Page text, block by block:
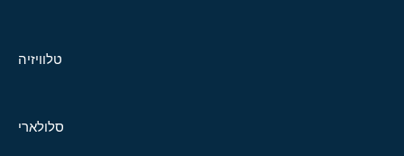
טלוויזיה
סלולארי